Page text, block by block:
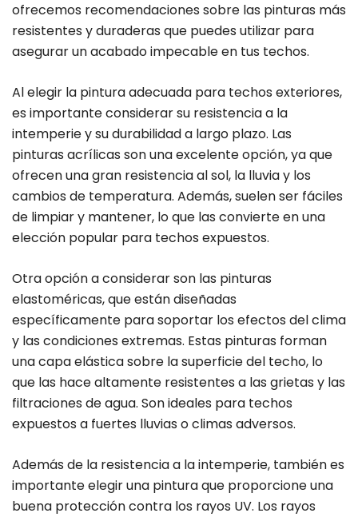
ofrecemos recomendaciones sobre las pinturas más
resistentes y duraderas que puedes utilizar para
asegurar un acabado impecable en tus techos.
Al elegir la pintura adecuada para techos exteriores,
es importante considerar su resistencia a la
intemperie y su durabilidad a largo plazo. Las
pinturas acrílicas son una excelente opción, ya que
ofrecen una gran resistencia al sol, la lluvia y los
cambios de temperatura. Además, suelen ser fáciles
de limpiar y mantener, lo que las convierte en una
elección popular para techos expuestos.
Otra opción a considerar son las pinturas
elastoméricas, que están diseñadas
específicamente para soportar los efectos del clima
y las condiciones extremas. Estas pinturas forman
una capa elástica sobre la superficie del techo, lo
que las hace altamente resistentes a las grietas y las
filtraciones de agua. Son ideales para techos
expuestos a fuertes lluvias o climas adversos.
Además de la resistencia a la intemperie, también es
importante elegir una pintura que proporcione una
buena protección contra los rayos UV. Los rayos